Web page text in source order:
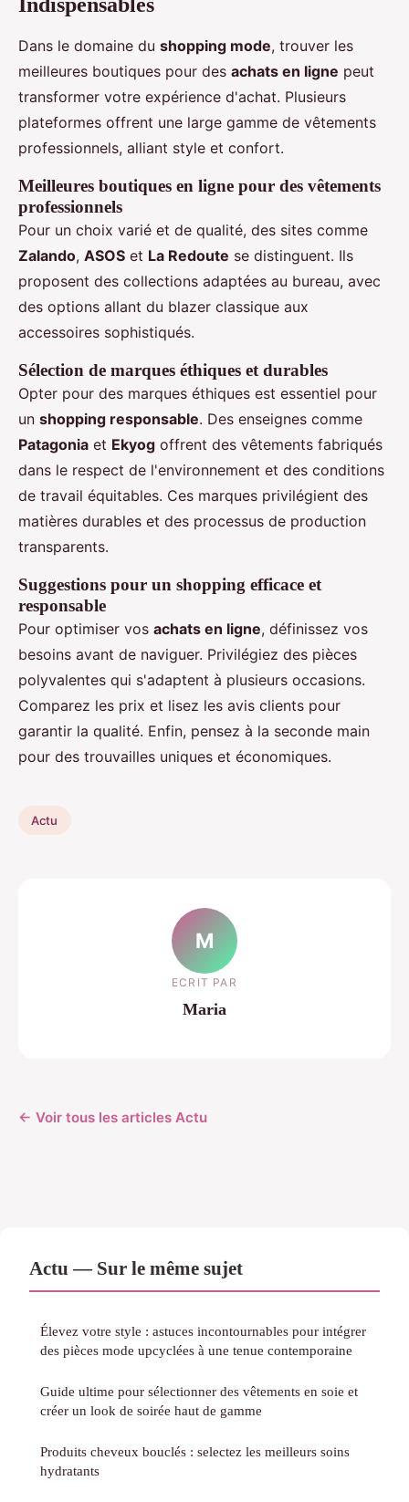
Dans le domaine du shopping mode, trouver les
meilleures boutiques pour des achats en ligne peut
transformer votre expérience d'achat. Plusieurs
plateformes offrent une large gamme de vêtements
professionnels, alliant style et confort.
Meilleures boutiques en ligne pour des vêtements
professionnels
Pour un choix varié et de qualité, des sites comme
Zalando, ASOS et La Redoute se distinguent. Ils
proposent des collections adaptées au bureau, avec
des options allant du blazer classique aux
accessoires sophistiqués.
Sélection de marques éthiques et durables
Opter pour des marques éthiques est essentiel pour
un shopping responsable. Des enseignes comme
Patagonia et Ekyog offrent des vêtements fabriqués
dans le respect de l'environnement et des conditions
de travail équitables. Ces marques privilégient des
matières durables et des processus de production
transparents.
Suggestions pour un shopping efficace et
responsable
Pour optimiser vos achats en ligne, définissez vos
besoins avant de naviguer. Privilégiez des pièces
polyvalentes qui s'adaptent à plusieurs occasions.
Comparez les prix et lisez les avis clients pour
garantir la qualité. Enfin, pensez à la seconde main
pour des trouvailles uniques et économiques.
Actu
M
ECRIT PAR
Maria
← Voir tous les articles Actu
Actu — Sur le même sujet
Élevez votre style : astuces incontournables pour intégrer
des pièces mode upcyclées à une tenue contemporaine
Guide ultime pour sélectionner des vêtements en soie et
créer un look de soirée haut de gamme
Produits cheveux bouclés : selectez les meilleurs soins
hydratants